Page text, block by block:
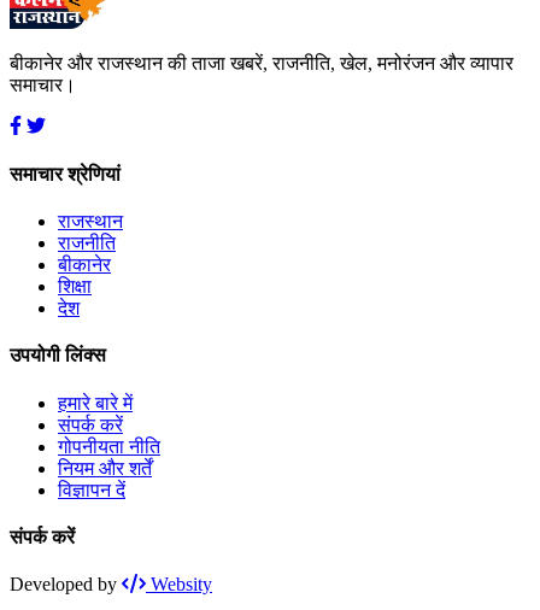
बीकानेर और राजस्थान की ताजा खबरें, राजनीति, खेल, मनोरंजन और व्यापार
समाचार।
समाचार श्रेणियां
राजस्थान
राजनीति
बीकानेर
शिक्षा
देश
उपयोगी लिंक्स
हमारे बारे में
संपर्क करें
गोपनीयता नीति
नियम और शर्तें
विज्ञापन दें
संपर्क करें
Developed by
Websity